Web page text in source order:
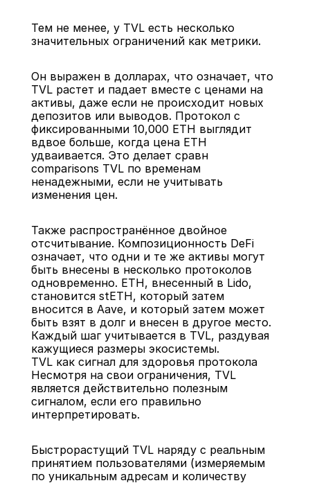
Тем не менее, у TVL есть несколько
значительных ограничений как метрики.
Он выражен в долларах, что означает, что
TVL растет и падает вместе с ценами на
активы, даже если не происходит новых
депозитов или выводов. Протокол с
фиксированными 10,000 ETH выглядит
вдвое больше, когда цена ETH
удваивается. Это делает сравн
comparisons TVL по временам
ненадежными, если не учитывать
изменения цен.
Также распространённое двойное
отсчитывание. Композиционность DeFi
означает, что одни и те же активы могут
быть внесены в несколько протоколов
одновременно. ETH, внесенный в Lido,
становится stETH, который затем
вносится в Aave, и который затем может
быть взят в долг и внесен в другое место.
Каждый шаг учитывается в TVL, раздувая
кажущиеся размеры экосистемы.
TVL как сигнал для здоровья протокола
Несмотря на свои ограничения, TVL
является действительно полезным
сигналом, если его правильно
интерпретировать.
Быстрорастущий TVL наряду с реальным
принятием пользователями (измеряемым
по уникальным адресам и количеству